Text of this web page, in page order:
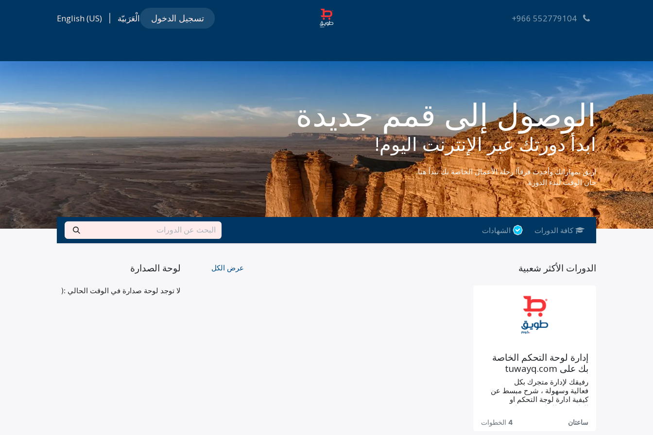
+966 552779104 تسجيل الدخول الْعَرَبيّة English (US)
الوصول إلى قمم جديدة
ابدأ دورتك عبر الإنترنت اليوم!
ارتق بمهاراتك وأحدِث فرقاً! رحلة الأعمال الخاصة بك تبدأ هنا.
حان الوقت لبدء الدورة.
كافة الدورات الشهادات
لوحة الصدارة
لا توجد لوحة صدارة في الوقت الحالي :(
عرض الكل الدورات الأكثر شعبية
إدارة لوحة التحكم الخاصة
بك على tuwayq.com
رفيقك لإدارة متجرك بكل
فعالية وسهولة ، شرح مبسط عن
كيفية ادارة لوجة التحكم او
الداشبورد الخاص بمتجرك
ساعتان 4 الخطوات